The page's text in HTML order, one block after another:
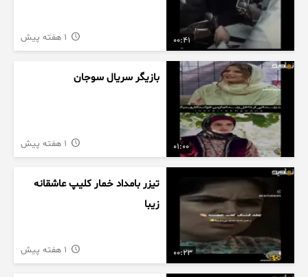
00:41
01:00
بازیگر سریال سوجان
00:23
تیزر بامداد خمار کلیپ عاشقانه
زیبا